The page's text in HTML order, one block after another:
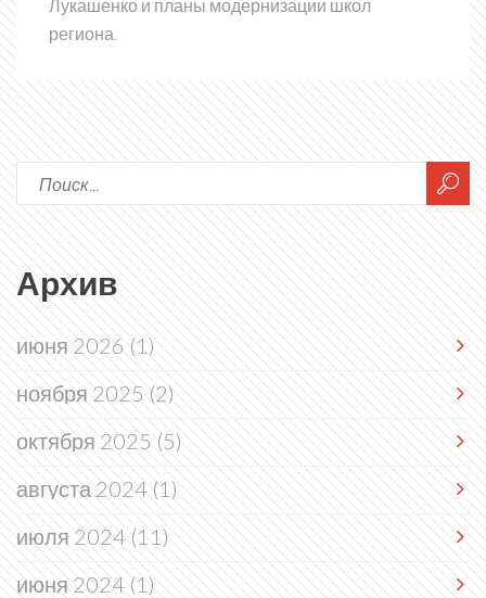
Лукашенко и планы модернизации школ
региона.
Архив
июня 2026(1)
ноября 2025(2)
октября 2025(5)
августа 2024(1)
июля 2024(11)
июня 2024(1)